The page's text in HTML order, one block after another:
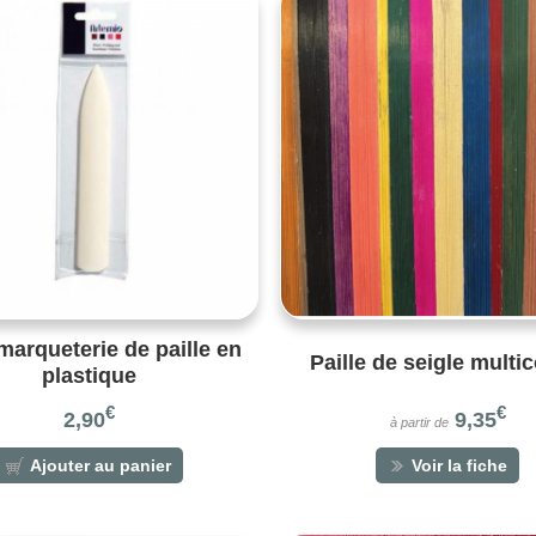
de paille en
plastique
2,90€
Ajouter au panier
Paille de seigle
à partir de9,35€
Voir la fiche